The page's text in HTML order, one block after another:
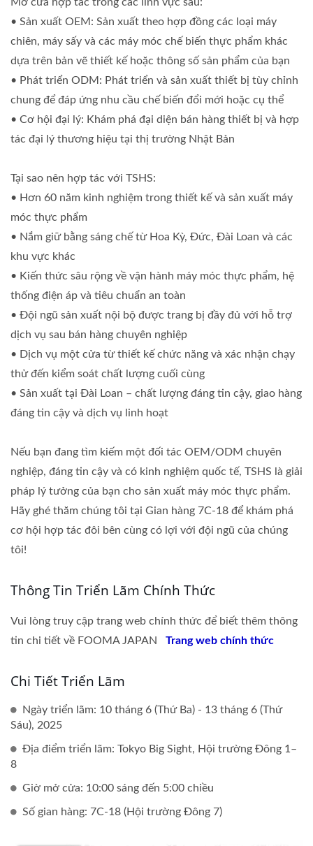
• Sản xuất OEM: Sản xuất theo hợp đồng các loại máy
chiên, máy sấy và các máy móc chế biến thực phẩm khác
dựa trên bản vẽ thiết kế hoặc thông số sản phẩm của bạn
• Phát triển ODM: Phát triển và sản xuất thiết bị tùy chỉnh
chung để đáp ứng nhu cầu chế biến đổi mới hoặc cụ thể
• Cơ hội đại lý: Khám phá đại diện bán hàng thiết bị và hợp
tác đại lý thương hiệu tại thị trường Nhật Bản
Tại sao nên hợp tác với TSHS:
• Hơn 60 năm kinh nghiệm trong thiết kế và sản xuất máy
móc thực phẩm
• Nắm giữ bằng sáng chế từ Hoa Kỳ, Đức, Đài Loan và các
khu vực khác
• Kiến thức sâu rộng về vận hành máy móc thực phẩm, hệ
thống điện áp và tiêu chuẩn an toàn
• Đội ngũ sản xuất nội bộ được trang bị đầy đủ với hỗ trợ
dịch vụ sau bán hàng chuyên nghiệp
• Dịch vụ một cửa từ thiết kế chức năng và xác nhận chạy
thử đến kiểm soát chất lượng cuối cùng
• Sản xuất tại Đài Loan – chất lượng đáng tin cậy, giao hàng
đáng tin cậy và dịch vụ linh hoạt
Nếu bạn đang tìm kiếm một đối tác OEM/ODM chuyên
nghiệp, đáng tin cậy và có kinh nghiệm quốc tế, TSHS là giải
pháp lý tưởng của bạn cho sản xuất máy móc thực phẩm.
Hãy ghé thăm chúng tôi tại Gian hàng 7C-18 để khám phá
cơ hội hợp tác đôi bên cùng có lợi với đội ngũ của chúng
tôi!
Thông Tin Triển Lãm Chính Thức
Vui lòng truy cập trang web chính thức để biết thêm thông
tin chi tiết về FOOMA JAPAN Trang web chính thức
Chi Tiết Triển Lãm
Ngày triển lãm: 10 tháng 6 (Thứ Ba) - 13 tháng 6 (Thứ
Sáu), 2025
Địa điểm triển lãm: Tokyo Big Sight, Hội trường Đông 1–
8
Giờ mở cửa: 10:00 sáng đến 5:00 chiều
Số gian hàng: 7C-18 (Hội trường Đông 7)